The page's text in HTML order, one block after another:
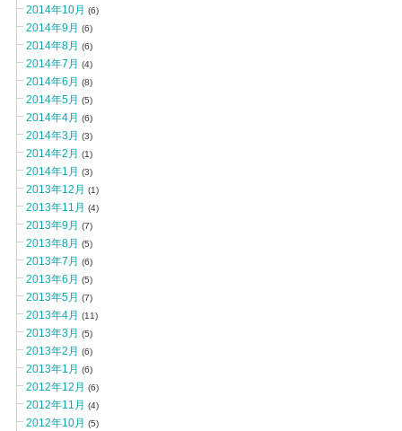
2014年10月 (6)
2014年9月 (6)
2014年8月 (6)
2014年7月 (4)
2014年6月 (8)
2014年5月 (5)
2014年4月 (6)
2014年3月 (3)
2014年2月 (1)
2014年1月 (3)
2013年12月 (1)
2013年11月 (4)
2013年9月 (7)
2013年8月 (5)
2013年7月 (6)
2013年6月 (5)
2013年5月 (7)
2013年4月 (11)
2013年3月 (5)
2013年2月 (6)
2013年1月 (6)
2012年12月 (6)
2012年11月 (4)
2012年10月 (5)